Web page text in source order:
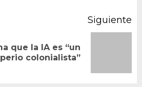
Siguiente
que la IA es “un
colonialista”